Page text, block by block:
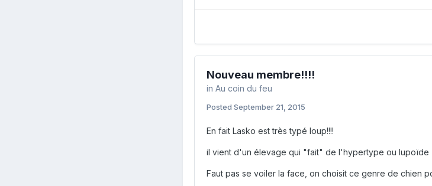
Nouveau membre!!!!
in Au coin du feu
Posted September 21, 2015
En fait Lasko est très typé loup!!!!
il vient d'un élevage qui "fait" de l'hypertype ou lupoïde
Faut pas se voiler la face, on choisit ce genre de chien